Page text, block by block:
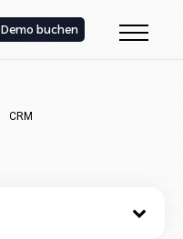
Demo buchen
CRM